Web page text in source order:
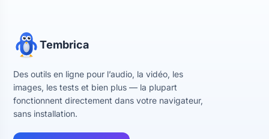
Tembrica
Des outils en ligne pour l’audio, la vidéo, les
images, les tests et bien plus — la plupart
fonctionnent directement dans votre navigateur,
sans installation.